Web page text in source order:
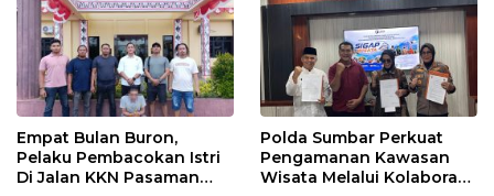
Empat Bulan Buron,
Pelaku Pembacokan Istri
Di Jalan KKN Pasaman
Polda Sumbar Perkuat
Pengamanan Kawasan
Wisata Melalui Kolaborasi